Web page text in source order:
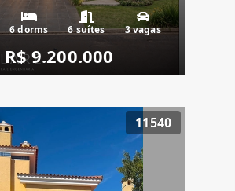
6 dorms 6 suítes 3 vagas
R$ 9.200.000
11540